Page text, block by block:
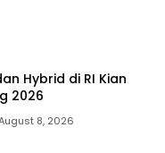
Hybrid di RI Kian
2026
8, 2026